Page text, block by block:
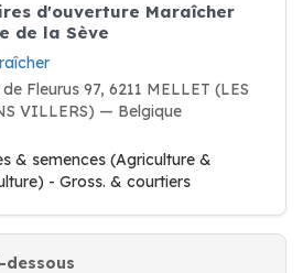
d'ouverture Maraîcher
de la Sève
de Fleurus 97, 6211 MELLET (LES
VILLERS) — Belgique
& semences (Agriculture &
- Gross. & courtiers
dessous